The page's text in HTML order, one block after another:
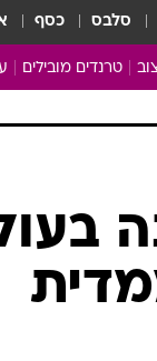
סלבס כסף
טרנדים מובילים